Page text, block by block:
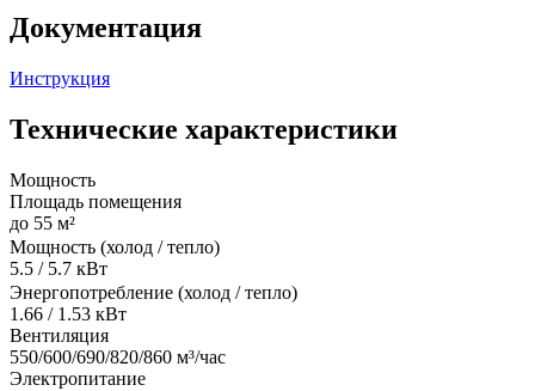
Документация
Инструкция
Технические характеристики
Мощность
Площадь помещения
до 55 м²
Мощность (холод / тепло)
5.5 / 5.7 кВт
Энергопотребление (холод / тепло)
1.66 / 1.53 кВт
Вентиляция
550/600/690/820/860 м³/час
Электропитание